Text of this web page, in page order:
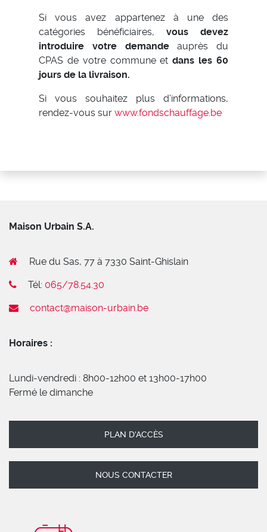
Si vous avez appartenez à une des
catégories bénéficiaires, vous devez
introduire votre demandeauprès du
CPAS de votre commune etdans les 60
jours de la livraison.
Si vous souhaitez plus d’informations,
rendez-vous sur www.fondschauffage.be
Maison Urbain S.A.
Rue du Sas, 77 à 7330 Saint-Ghislain
Tél: 065/78.54.30
contact@maison-urbain.be
Horaires :
Lundi-vendredi : 8h00-12h00 et 13h00-17h00
Fermé le dimanche
PLAN D'ACCÈS
NOUS CONTACTER